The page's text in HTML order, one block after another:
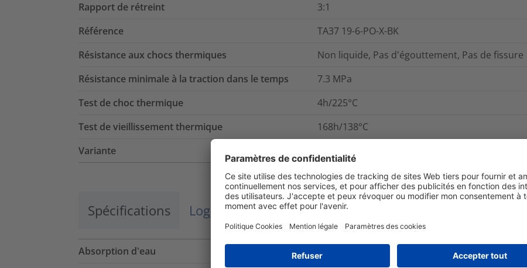
Rapport de rétreint
3:1
Référence
TA37 19-6-PO-X-BK
Résistance aux chocs thermiques
Non liquide, Pas d'égouttement, Pas de fissure
Résistance minimale à la traction dans le temps
7.3 MPa
Test de choc thermique
4h/225°C
Test de vieillissement thermique
168h/138°C
Variante
Paroi fine
Spécifications Logistique et emballage
Absorption d'eau 1.0